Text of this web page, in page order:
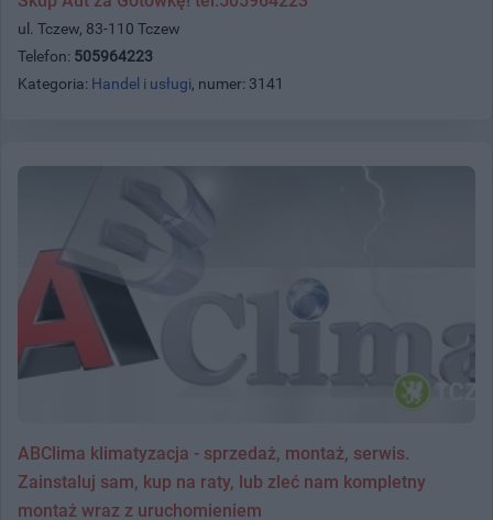
ul. Tczew, 83-110 Tczew
Telefon: 505964223
Kategoria: Handel i usługi, numer: 3141
ABClima klimatyzacja - sprzedaż, montaż, serwis.
Zainstaluj sam, kup na raty, lub zleć nam kompletny
montaż wraz z uruchomieniem